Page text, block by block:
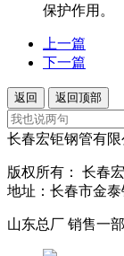
保护作用。
上一篇
下一篇
返回
返回顶部
长春宏钜钢管有
版权所有： 长春
地址：长春市金
山东总厂 销售一